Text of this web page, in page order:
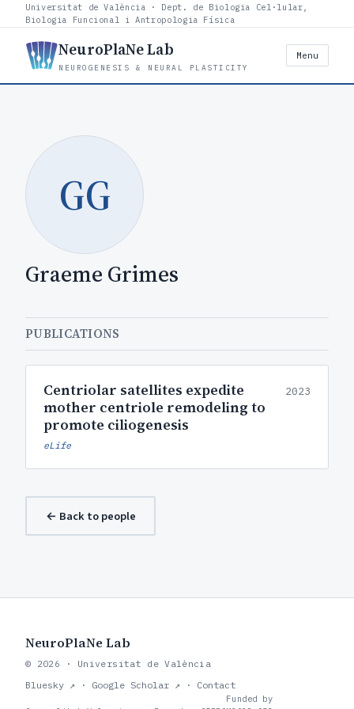
Universitat de València · Dept. de Biologia Cel·lular,
Biologia Funcional i Antropologia Física
NeuroPlaNe Lab
NEUROGENESIS & NEURAL PLASTICITY
Menu
GG
Graeme Grimes
PUBLICATIONS
Centriolar satellites expedite
mother centriole remodeling to
promote ciliogenesis
2023
eLife
← Back to people
NeuroPlaNe Lab
© 2026 · Universitat de València
Bluesky ↗ · Google Scholar ↗ · Contact
Funded by